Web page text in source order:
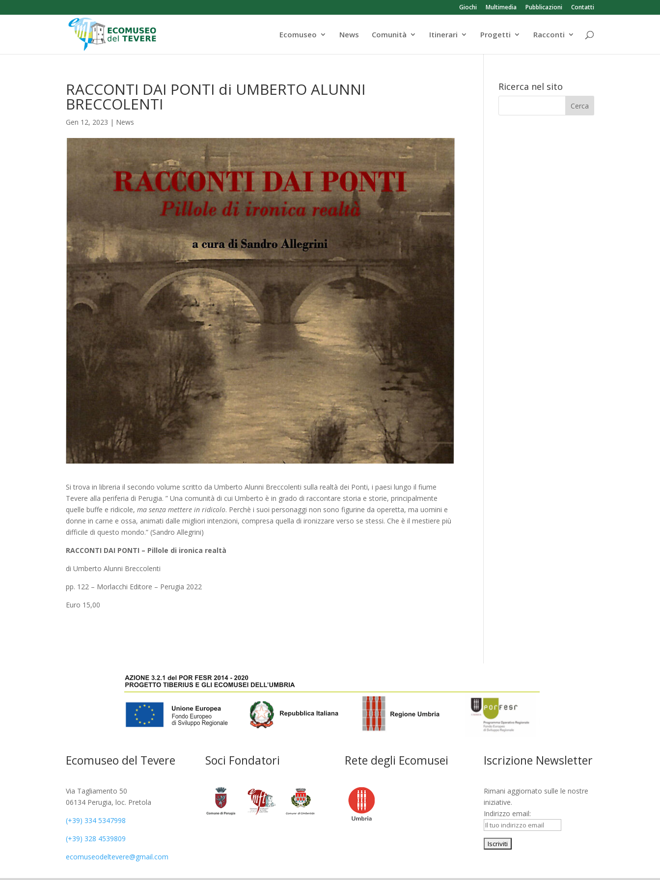
Giochi Multimedia Pubblicazioni Contatti
Ecomuseo News Comunità Itinerari Progetti Racconti
RACCONTI DAI PONTI di UMBERTO ALUNNI
BRECCOLENTI
Gen 12, 2023 | News
Si trova in libreria il secondo volume scritto da Umberto Alunni Breccolenti sulla realtà dei Ponti, i paesi lungo il fiume
Tevere alla periferia di Perugia. ” Una comunità di cui Umberto è in grado di raccontare storia e storie, principalmente
quelle buffe e ridicole,ma senza mettere in ridicolo. Perchè i suoi personaggi non sono figurine da operetta, ma uomini e
donne in carne e ossa, animati dalle migliori intenzioni, compresa quella di ironizzare verso se stessi. Che è il mestiere più
difficile di questo mondo.” (Sandro Allegrini)
RACCONTI DAI PONTI – Pillole di ironica realtà
di Umberto Alunni Breccolenti
pp. 122 – Morlacchi Editore – Perugia 2022
Euro 15,00
Ricerca nel sito
Ecomuseo del Tevere
Via Tagliamento 50
06134 Perugia, loc. Pretola
(+39) 334 5347998
(+39) 328 4539809
ecomuseodeltevere@gmail.com
Soci Fondatori Rete degli Ecomusei Iscrizione Newsletter
Rimani aggiornato sulle le nostre
iniziative.
Indirizzo email: